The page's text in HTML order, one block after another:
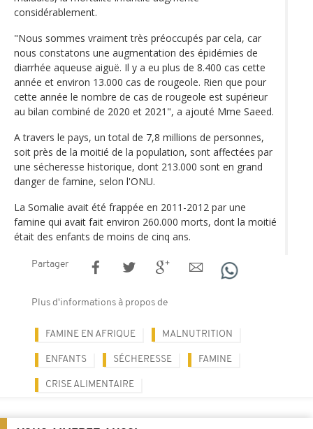
considérablement.
"Nous sommes vraiment très préoccupés par cela, car
nous constatons une augmentation des épidémies de
diarrhée aqueuse aiguë. Il y a eu plus de 8.400 cas cette
année et environ 13.000 cas de rougeole. Rien que pour
cette année le nombre de cas de rougeole est supérieur
au bilan combiné de 2020 et 2021", a ajouté Mme Saeed.
A travers le pays, un total de 7,8 millions de personnes,
soit près de la moitié de la population, sont affectées par
une sécheresse historique, dont 213.000 sont en grand
danger de famine, selon l'ONU.
La Somalie avait été frappée en 2011-2012 par une
famine qui avait fait environ 260.000 morts, dont la moitié
était des enfants de moins de cinq ans.
Partager
Plus d'informations à propos de
FAMINE EN AFRIQUE MALNUTRITION
ENFANTS SÉCHERESSE FAMINE
CRISE ALIMENTAIRE